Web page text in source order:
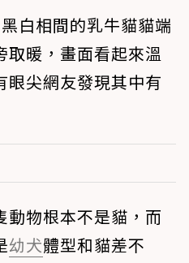
白相間的乳牛貓貓端
暖，畫面看起來溫
眼尖網友發現其中有
動物根本不是貓，而
幼犬體型和貓差不